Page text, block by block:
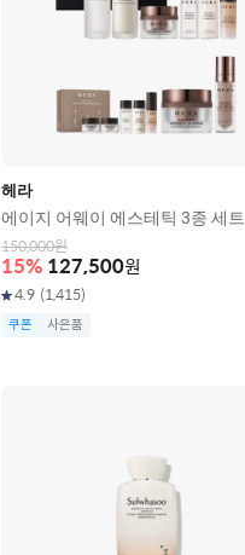
헤라
에이지 어웨이 에스테틱 3종 세트
150,000원
15% 127,500원
4.9 (1,415)
쿠폰 사은품